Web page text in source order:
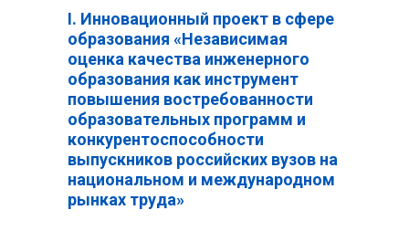
I. Инновационный проект в сфере
образования «Независимая
оценка качества инженерного
образования как инструмент
повышения востребованности
образовательных программ и
конкурентоспособности
выпускников российских вузов на
национальном и международном
рынках труда»